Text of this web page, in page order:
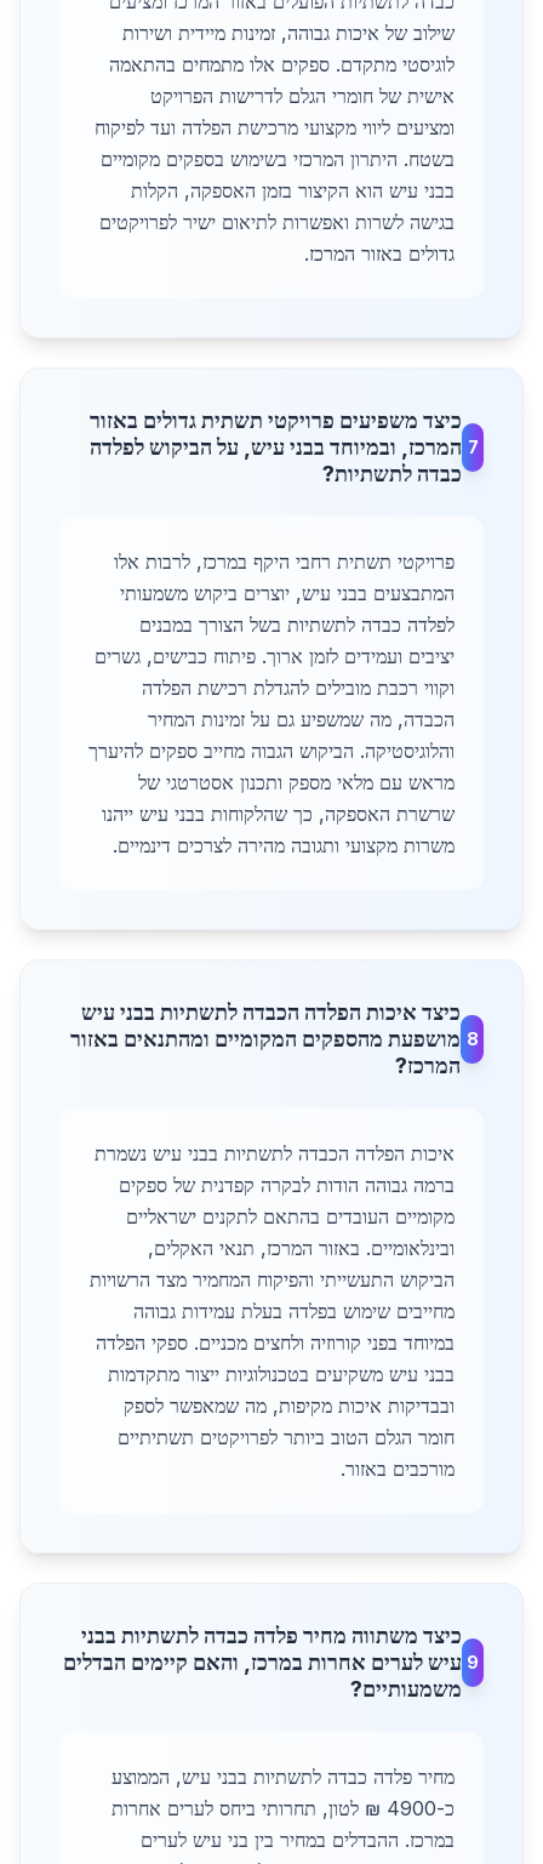
שילוב של איכות גבוהה, זמינות מיידית ושירות
לוגיסטי מתקדם. ספקים אלו מתמחים בהתאמה
אישית של חומרי הגלם לדרישות הפרויקט
ומציעים ליווי מקצועי מרכישת הפלדה ועד לפיקוח
בשטח. היתרון המרכזי בשימוש בספקים מקומיים
בבני עיש הוא הקיצור בזמן האספקה, הקלות
בגישה לשרות ואפשרות לתיאום ישיר לפרויקטים
גדולים באזור המרכז.
7
כיצד משפיעים פרויקטי תשתית גדולים באזור
המרכז, ובמיוחד בבני עיש, על הביקוש לפלדה
כבדה לתשתיות?
פרויקטי תשתית רחבי היקף במרכז, לרבות אלו
המתבצעים בבני עיש, יוצרים ביקוש משמעותי
לפלדה כבדה לתשתיות בשל הצורך במבנים
יציבים ועמידים לזמן ארוך. פיתוח כבישים, גשרים
וקווי רכבת מובילים להגדלת רכישת הפלדה
הכבדה, מה שמשפיע גם על זמינות המחיר
והלוגיסטיקה. הביקוש הגבוה מחייב ספקים להיערך
מראש עם מלאי מספק ותכנון אסטרטגי של
שרשרת האספקה, כך שהלקוחות בבני עיש ייהנו
משרות מקצועי ותגובה מהירה לצרכים דינמיים.
8
כיצד איכות הפלדה הכבדה לתשתיות בבני עיש
מושפעת מהספקים המקומיים ומהתנאים באזור
המרכז?
איכות הפלדה הכבדה לתשתיות בבני עיש נשמרת
ברמה גבוהה הודות לבקרה קפדנית של ספקים
מקומיים העובדים בהתאם לתקנים ישראליים
ובינלאומיים. באזור המרכז, תנאי האקלים,
הביקוש התעשייתי והפיקוח המחמיר מצד הרשויות
מחייבים שימוש בפלדה בעלת עמידות גבוהה
במיוחד בפני קורוזיה ולחצים מכניים. ספקי הפלדה
בבני עיש משקיעים בטכנולוגיות ייצור מתקדמות
ובבדיקות איכות מקיפות, מה שמאפשר לספק
חומר הגלם הטוב ביותר לפרויקטים תשתיתיים
מורכבים באזור.
9
כיצד משתווה מחיר פלדה כבדה לתשתיות בבני
עיש לערים אחרות במרכז, והאם קיימים הבדלים
משמעותיים?
מחיר פלדה כבדה לתשתיות בבני עיש, הממוצע
כ-4900 ₪ לטון, תחרותי ביחס לערים אחרות
במרכז. ההבדלים במחיר בין בני עיש לערים